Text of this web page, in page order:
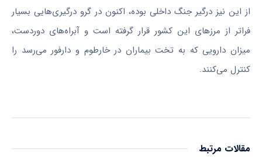
از این نیز درگیر جنگ داخلی بوده، اکنون در گرو درگیری‌هایی بسیار
فراتر از مرزهای این کشور قرار گرفته است و آبراه‌های دوردست،
میزان دارویی که به تخت بیماران در خارطوم و دارفور می‌رسد را
کنترل می‌کنند.
مقالات مرتبط